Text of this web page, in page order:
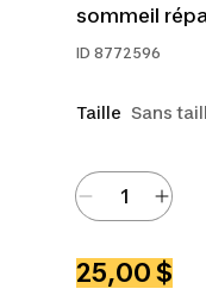
sommeil
ID 8772596
Taille Sans
25,00 $